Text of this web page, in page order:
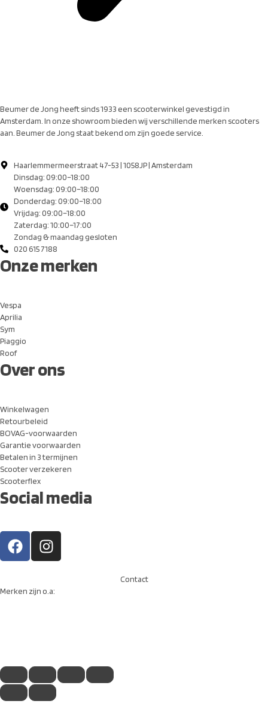
Beumer de Jong heeft sinds 1933 een scooterwinkel gevestigd in
Amsterdam. In onze showroom bieden wij verschillende merken scooters
aan. Beumer de Jong staat bekend om zijn goede service.
Haarlemmermeerstraat 47-53 | 1058JP | Amsterdam
Dinsdag: 09:00–18:00
Woensdag: 09:00–18:00
Donderdag: 09:00–18:00
Vrijdag: 09:00–18:00
Zaterdag: 10:00–17:00
Zondag & maandag gesloten
020 615 7188
Onze merken
Vespa
Aprilia
Sym
Piaggio
Roof
Over ons
Winkelwagen
Retourbeleid
BOVAG-voorwaarden
Garantie voorwaarden
Betalen in 3 termijnen
Scooter verzekeren
Scooterflex
Social media
Merken zijn o.a:
Contact